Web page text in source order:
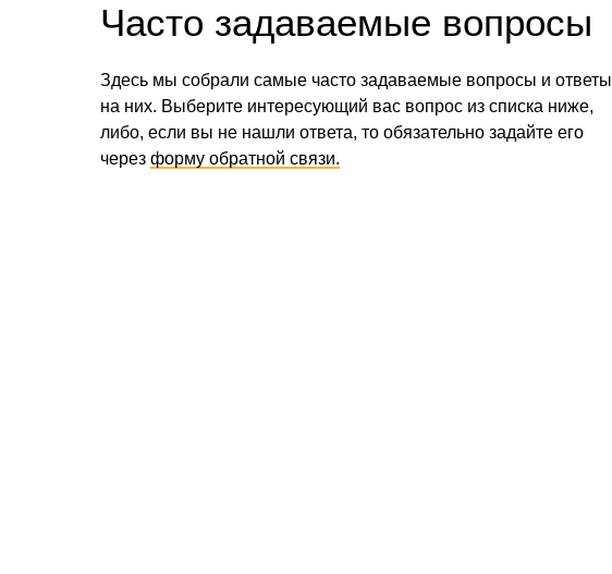
Часто задаваемые вопросы
Здесь мы собрали самые часто задаваемые вопросы и ответы
на них. Выберите интересующий вас вопрос из списка ниже,
либо, если вы не нашли ответа, то обязательно задайте его
через форму обратной связи.